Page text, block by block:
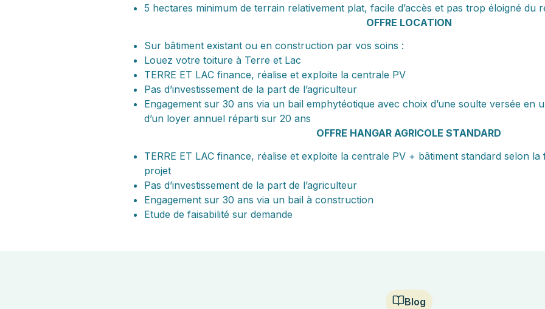
5 hectares minimum de terrain relativement plat, facile d’accès et pas trop éloigné du
OFFRE LOCATION
Sur bâtiment existant ou en construction par vos soins :
Louez votre toiture à Terre et Lac
TERRE ET LAC finance, réalise et exploite la centrale PV
Pas d’investissement de la part de l’agriculteur
Engagement sur 30 ans via un bail emphytéotique avec choix d’une soulte versée en
d’un loyer annuel réparti sur 20 ans
OFFRE HANGAR AGRICOLE STANDARD
TERRE ET LAC finance, réalise et exploite la centrale PV + bâtiment standard selon
projet
Pas d’investissement de la part de l’agriculteur
Engagement sur 30 ans via un bail à construction
Etude de faisabilité sur demande
Blog